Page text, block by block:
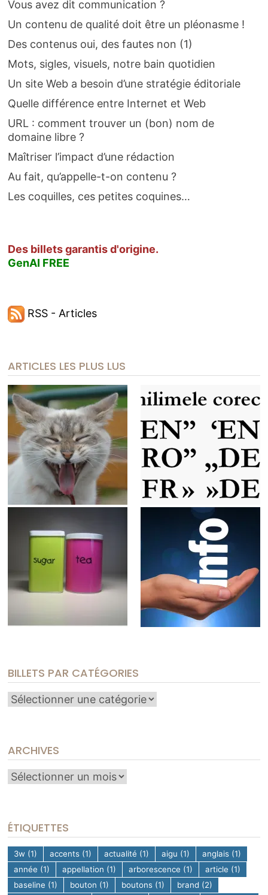
Vous avez dit communication ?
Un contenu de qualité doit être un pléonasme !
Des contenus oui, des fautes non (1)
Mots, sigles, visuels, notre bain quotidien
Un site Web a besoin d’une stratégie éditoriale
Quelle différence entre Internet et Web
URL : comment trouver un (bon) nom de
domaine libre ?
Maîtriser l’impact d’une rédaction
Au fait, qu’appelle-t-on contenu ?
Les coquilles, ces petites coquines…
Des billets garantis d'origine.
GenAI FREE
RSS - Articles
ARTICLES LES PLUS LUS
BILLETS PAR CATÉGORIES
Billets
ARCHIVES
Archives
ÉTIQUETTES
3w (1) accents (1) actualité (1) aigu (1) anglais (1)
année (1) appellation (1) arborescence (1) article (1)
baseline (1) bouton (1) boutons (1) brand (2)